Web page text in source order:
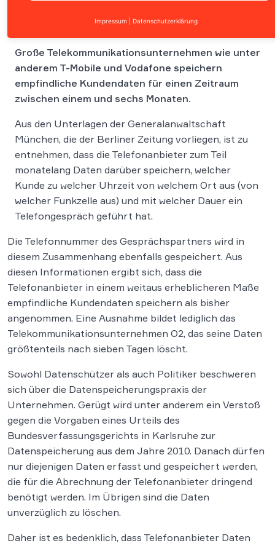
Große Telekommunikationsunternehmen wie unter
anderem T-Mobile und Vodafone speichern
empfindliche Kundendaten für einen Zeitraum
zwischen einem und sechs Monaten.
Aus den Unterlagen der Generalanwaltschaft
München, die der Berliner Zeitung vorliegen, ist zu
entnehmen, dass die Telefonanbieter zum Teil
monatelang Daten darüber speichern, welcher
Kunde zu welcher Uhrzeit von welchem Ort aus (von
welcher Funkzelle aus) und mit welcher Dauer ein
Telefongespräch geführt hat.
Die Telefonnummer des Gesprächspartners wird in
diesem Zusammenhang ebenfalls gespeichert. Aus
diesen Informationen ergibt sich, dass die
Telefonanbieter in einem weitaus erheblicheren Maße
empfindliche Kundendaten speichern als bisher
angenommen. Eine Ausnahme bildet lediglich das
Telekommunikationsunternehmen O2, das seine Daten
größtenteils nach sieben Tagen löscht.
Sowohl Datenschützer als auch Politiker beschweren
sich über die Datenspeicherungspraxis der
Unternehmen. Gerügt wird unter anderem ein Verstoß
gegen die Vorgaben eines Urteils des
Bundesverfassungsgerichts in Karlsruhe zur
Datenspeicherung aus dem Jahre 2010. Danach dürfen
nur diejenigen Daten erfasst und gespeichert werden,
die für die Abrechnung der Telefonanbieter dringend
benötigt werden. Im Übrigen sind die Daten
unverzüglich zu löschen.
Daher ist es bedenklich, dass Telefonanbieter Daten
Impressum Datenschutzerklärung